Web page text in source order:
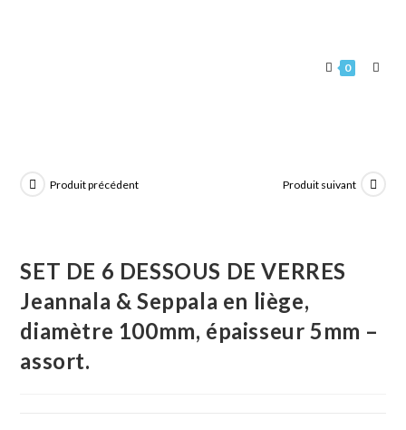
0
Produit précédent Produit suivant
SET DE 6 DESSOUS DE VERRES
Jeannala & Seppala en liège,
diamètre 100mm, épaisseur 5mm –
assort.